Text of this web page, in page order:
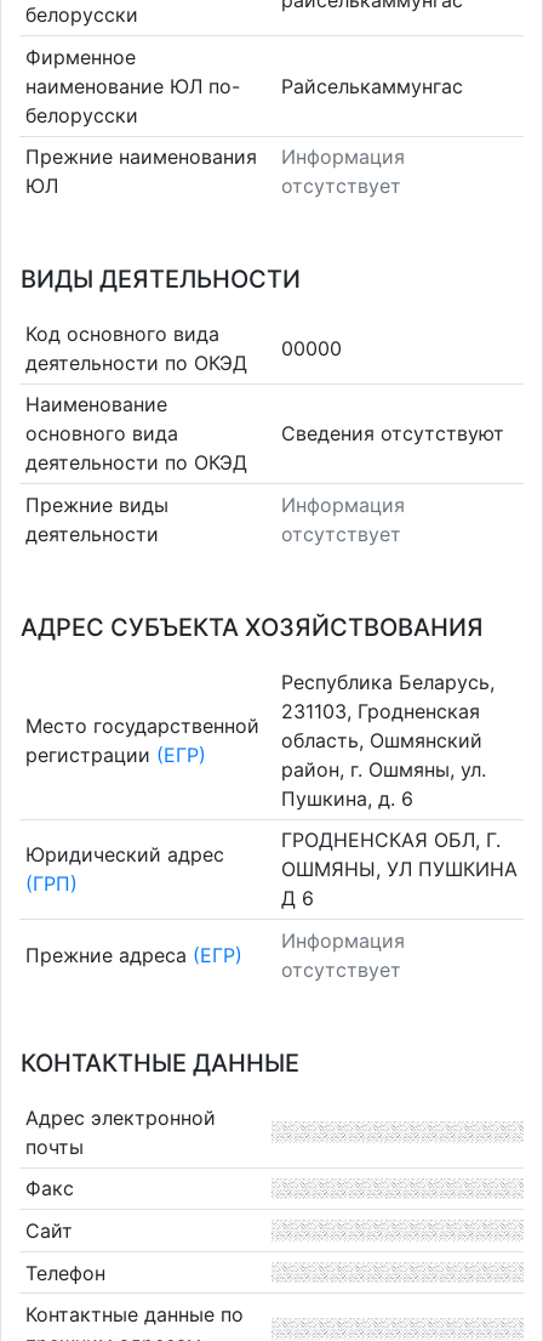
белорусски
Фирменное
наименование ЮЛ по-
белорусски
Райселькаммунгас
Прежние наименования
ЮЛ
Информация
отсутствует
ВИДЫ ДЕЯТЕЛЬНОСТИ
Код основного вида
деятельности по ОКЭД
00000
Наименование
основного вида
деятельности по ОКЭД
Cведения отсутствуют
Прежние виды
деятельности
Информация
отсутствует
АДРЕС СУБЪЕКТА ХОЗЯЙСТВОВАНИЯ
Место государственной
регистрации (ЕГР)
Республика Беларусь,
231103, Гродненская
область, Ошмянский
район, г. Ошмяны, ул.
Пушкина, д. 6
Юридический адрес
(ГРП)
ГРОДНЕНСКАЯ ОБЛ, Г.
ОШМЯНЫ, УЛ ПУШКИНА
Д 6
Прежние адреса (ЕГР)
Информация
отсутствует
КОНТАКТНЫЕ ДАННЫЕ
Адрес электронной
почты
Факс
Сайт
Телефон
Контактные данные по